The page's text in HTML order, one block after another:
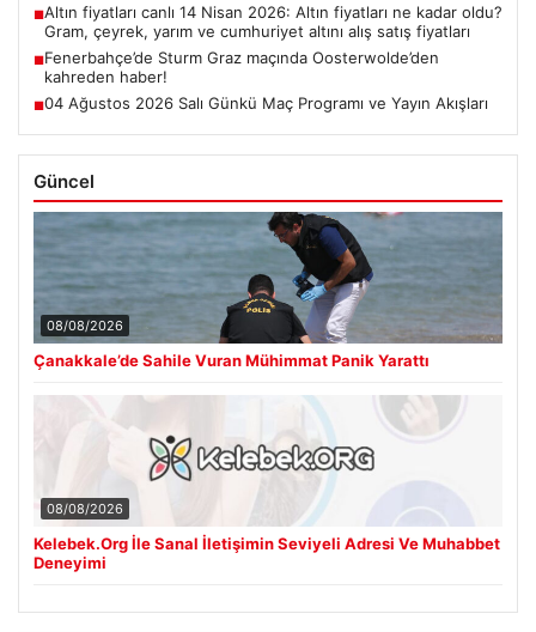
■Altın fiyatları canlı 14 Nisan 2026: Altın fiyatları ne kadar oldu?
Gram, çeyrek, yarım ve cumhuriyet altını alış satış fiyatları
■Fenerbahçe’de Sturm Graz maçında Oosterwolde’den
kahreden haber!
■04 Ağustos 2026 Salı Günkü Maç Programı ve Yayın Akışları
Güncel
08/08/2026
Çanakkale’de Sahile Vuran Mühimmat Panik Yarattı
08/08/2026
Kelebek.Org İle Sanal İletişimin Seviyeli Adresi Ve Muhabbet
Deneyimi